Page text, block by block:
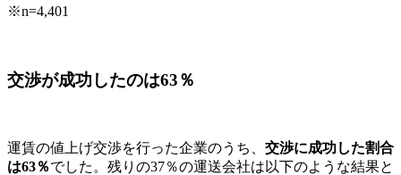
※n=4,401
交渉が成功したのは63％
運賃の値上げ交渉を行った企業のうち、 交渉に成功した割合
は63％でした。残りの37％の運送会社は以下のような結果と